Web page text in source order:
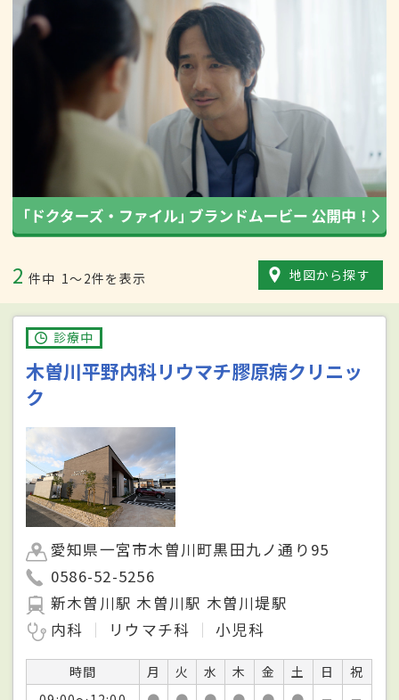
2 件中 1〜2件を表示 地図から探す
診療中
木曽川平野内科リウマチ膠原病クリニッ
ク
愛知県一宮市木曽川町黒田九ノ通り95
0586-52-5256
新木曽川駅 木曽川駅 木曽川堤駅
内科
リウマチ科 小児科
時間 月 火 水 木 金 土 日
祝